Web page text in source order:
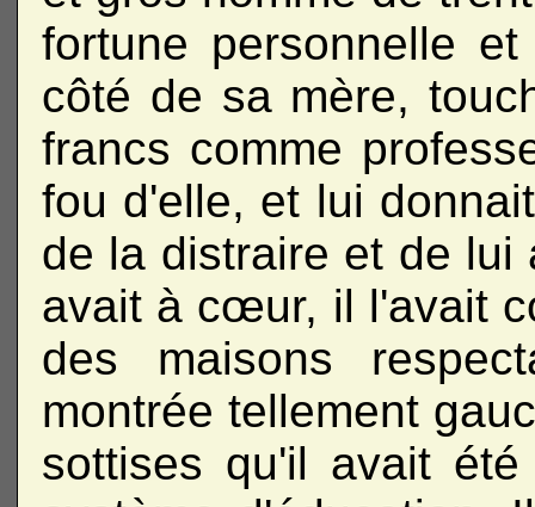
fortune personnelle
côté de sa mère,
francs comme
fou d'elle, et lui
de la distraire et de lui
avait à cœur, il l'avait
des maisons
montrée tellement
sottises qu'il avait